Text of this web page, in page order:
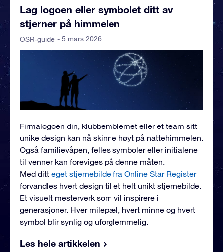
Lag logoen eller symbolet ditt av
stjerner på himmelen
OSR-guide - 5 mars 2026
Firmalogoen din, klubbemblemet eller et team sitt
unike design kan nå skinne høyt på nattehimmelen.
Også familievåpen, felles symboler eller initialene
til venner kan foreviges på denne måten.
Med ditt eget stjernebilde fra Online Star Register
forvandles hvert design til et helt unikt stjernebilde.
Et visuelt mesterverk som vil inspirere i
generasjoner. Hver milepæl, hvert minne og hvert
symbol blir synlig og uforglemmelig.
Les hele artikkelen